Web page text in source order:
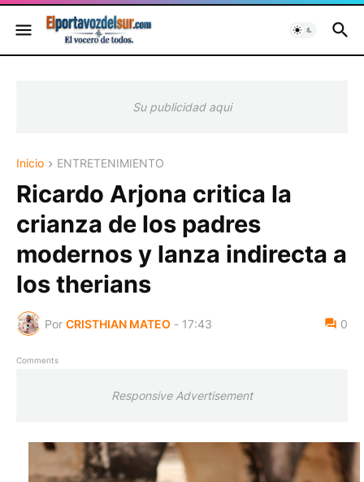
Su publicidad aqui
Inicio ENTRETENIMIENTO
Ricardo Arjona critica la
crianza de los padres
modernos y lanza indirecta a
los therians
Por CRISTHIAN MATEO - 17:43 0
Comments
Responsive Advertisement